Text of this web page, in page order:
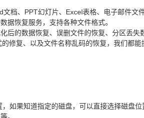
文档、PPT幻灯片、Excel表格、电子邮件文
据恢复服务，支持各种文件格式。
后的数据恢复、误删文件的恢复、分区丢
修复、以及文件名称乱码的恢复，我们都
如果知道指定的磁盘，可以直接选择磁盘